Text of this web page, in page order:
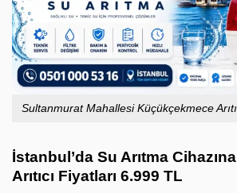
Sultanmurat Mahallesi Küçükçekmece
İstanbul’da Su Arıtma
Arıtıcı Fiyatları 6.999 TL